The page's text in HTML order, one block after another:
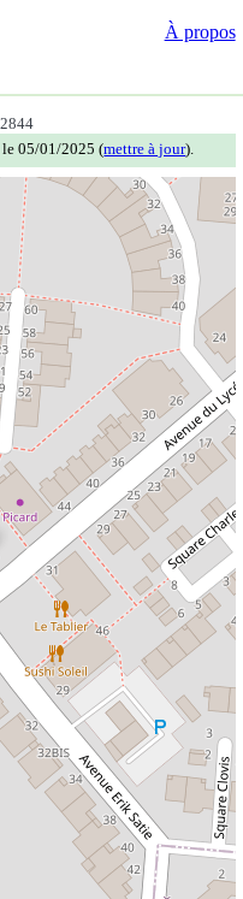
À propos
le 05/01/2025 (mettre à jour).